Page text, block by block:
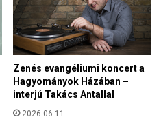
Zenés evangéliumi koncert a
Hagyományok Házában –
interjú Takács Antallal
2026.06.11.